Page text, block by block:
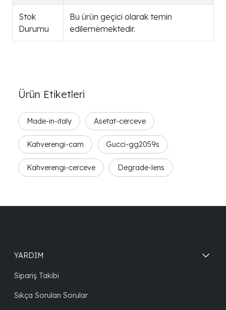
Stok
Durumu
Bu ürün geçici olarak temin
edilememektedir.
Ürün Etiketleri
Made-in-italy Asetat-cerceve
Kahverengi-cam Gucci-gg2059s
Kahverengi-cerceve Degrade-lens
YARDIM
Sipariş Takibi
Sıkça Sorulan Sorular